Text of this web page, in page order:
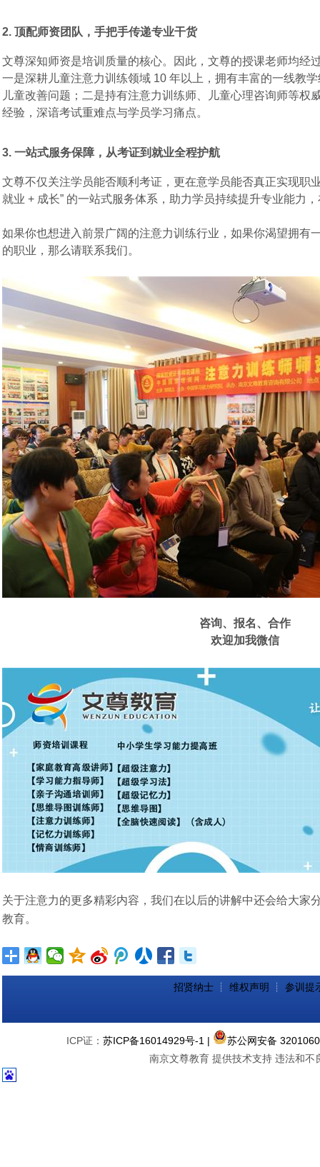
2. 顶配师资团队，手把手传递专业干货
文尊深知师资是培训质量的核心。因此，文尊的授课老师均经
一是深耕儿童注意力训练领域 10 年以上，拥有丰富的一线教
儿童改善问题； 二是持有注意力训练师、儿童心理咨询师等权
经验，深谙考试重难点与学员学习痛点。
3. 一站式服务保障，从考证到就业全程护航
文尊不仅关注学员能否顺利考证，更在意学员能否真正实现职
就业 + 成长” 的一站式服务体系， 助力学员持续提升专业能力
如果你也想进入前景广阔的注意力训练行业，如果你渴望拥有
的职业，那么请联系我们。
咨询、 报名、合作
欢迎加我微信
关于注意力的更多精彩内容，我们在以后的讲解中还会给大家
教育。
招贤纳士 ┊ 维权声明 ┊ 参训提
ICP证： 苏ICP备16014929号-1 |
苏公网安备
南京文尊教育 提供技术支持 违法和